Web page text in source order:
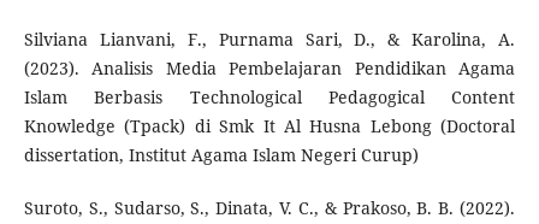
Silviana Lianvani, F., Purnama Sari, D., & Karolina, A.
(2023). Analisis Media Pembelajaran Pendidikan Agama
Islam Berbasis Technological Pedagogical Content
Knowledge (Tpack) di Smk It Al Husna Lebong (Doctoral
dissertation, Institut Agama Islam Negeri Curup)
Suroto, S., Sudarso, S., Dinata, V. C., & Prakoso, B. B. (2022).